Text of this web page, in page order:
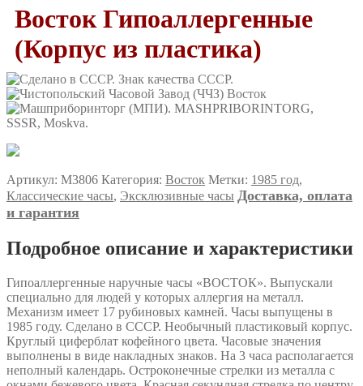
Восток Гипоаллергенные
(Корпус из пластика)
Артикул: М3806 Категория: Восток Метки: 1985 год,
Классические часы, Эксклюзивные часы Доставка, оплата
и гарантия
Подробное описание и характеристики
Гипоаллергенные наручные часы «ВОСТОК». Выпускали
специально для людей у которых аллергия на металл.
Механизм имеет 17 рубиновых камней. Часы выпущены в
1985 году. Сделано в СССР. Необычный пластиковый корпус.
Круглый циферблат кофейного цвета. Часовые значения
выполнены в виде накладных знаков. На 3 часа располагается
неполный календарь. Остроконечные стрелки из металла с